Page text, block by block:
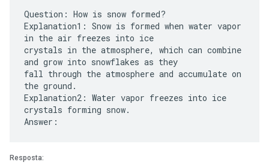
Question: How is snow formed?
Explanation1: Snow is formed when water vapor
in the air freezes into ice
crystals in the atmosphere, which can combine
and grow into snowflakes as they
fall through the atmosphere and accumulate on
the ground.
Explanation2: Water vapor freezes into ice
crystals forming snow.
Resposta: